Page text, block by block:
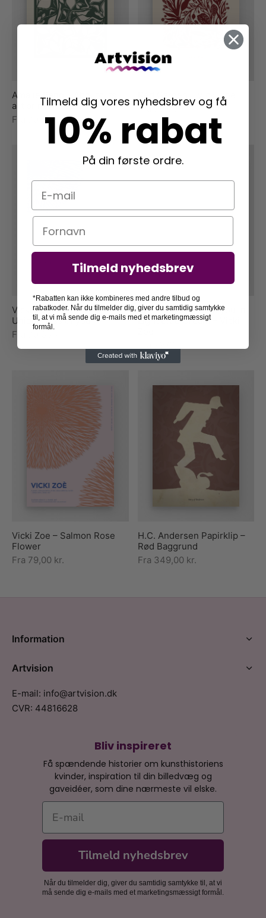
Amalie Bang – Aboutcuts
art print No. 02
Fra
79,00kr.
Red Garden – Vicki Zoe
Fra 79,00kr.
Vicki Zoe – The
Uniqueness of you
Fra
The Uniqueness of you in
Light Blue Cream – Vicki
Vicki Zoe – Salmon Rose
Flower
Fra 79,00 kr.
H.C. Andersen Papirklip –
Rød Baggrund
Fra 349,00 kr.
Bliv inspireret
Få spændende historier om kunsthistoriens
kvinder, inspiration til din billedvæg og
gaveidéer, som dine nærmeste vil elske.
E-mail
Tilmeld nyhedsbrev
Når du tilmelder dig, giver du samtidig samtykke til, at vi
må sende dig e-mails med et marketingsmæssigt formål.
Information
Artvision
E-mail: info@artvision.dk
CVR: 44816628
Tilmeld dig vores nyhedsbrev og få
10% rabat
På din første ordre.
E-mail
Navn
Tilmeld nyhedsbrev
*Rabatten kan ikke kombineres med andre tilbud og
rabatkoder. Når du tilmelder dig, giver du samtidig samtykke
til, at vi må sende dig e-mails med et marketingmæssigt
formål.